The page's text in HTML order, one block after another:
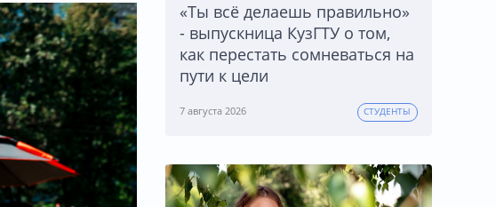
«Ты всё делаешь правильно»
- выпускница КузГТУ о том,
как перестать сомневаться на
пути к цели
7 августа 2026 СТУДЕНТЫ